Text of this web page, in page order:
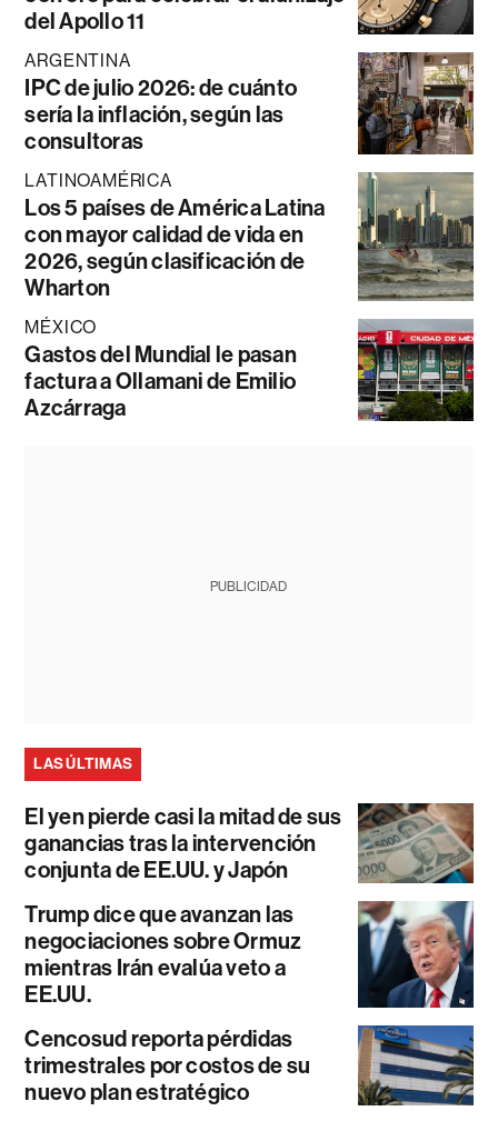
del Apollo 11
ARGENTINA
IPC de julio 2026: de cuánto
sería la inflación, según las
consultoras
LATINOAMÉRICA
Los 5 países de América Latina
con mayor calidad de vida en
2026, según clasificación de
Wharton
MÉXICO
Gastos del Mundial le pasan
factura a Ollamani de Emilio
Azcárraga
PUBLICIDAD
LAS ÚLTIMAS
El yen pierde casi la mitad de sus
ganancias tras la intervención
conjunta de EE.UU. y Japón
Trump dice que avanzan las
negociaciones sobre Ormuz
mientras Irán evalúa veto a
EE.UU.
Cencosud reporta pérdidas
trimestrales por costos de su
nuevo plan estratégico